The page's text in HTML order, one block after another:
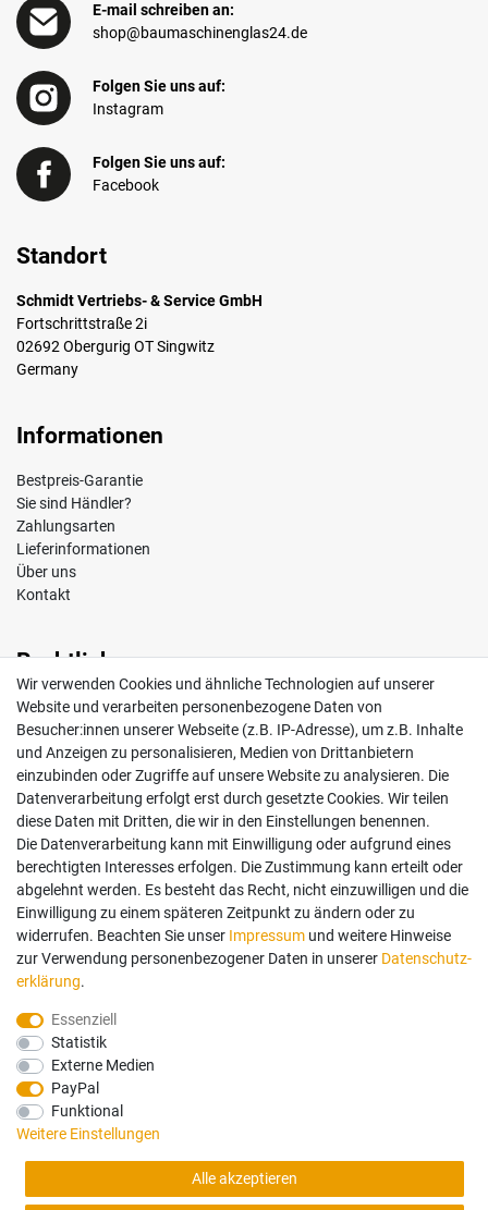
E-mail schreiben an:
shop@baumaschinenglas24.de
Folgen Sie uns auf:
Instagram
Folgen Sie uns auf:
Facebook
Standort
Schmidt Vertriebs- & Service GmbH
Fortschrittstraße 2i
02692 Obergurig OT Singwitz
Germany
Informationen
Bestpreis-Garantie
Sie sind Händler?
Zahlungsarten
Lieferinformationen
Über uns
Kontakt
Rechtliches
Impressum
AGB
Widerrufsrecht
Datenschutz
Vertrag widerrufen
Mein Konto
Anmelden
Registrieren
Bezahlung und Versand
Wir bieten Ihnen viele Möglichkeiten einer sicheren Bezahlung.
Alle Preise in Euro und inkl. der gesetzlichen Mehrwertsteuer ggf. zzgl.
Versandkosten. Lieferung innerhalb Deutschlands. Änderungen und Irrtümer
Wir verwenden Cookies und ähnliche Technologien auf unserer
Website und verarbeiten personenbezogene Daten von
Besucher:innen unserer Webseite (z.B. IP-Adresse), um z.B. Inhalte
und Anzeigen zu personalisieren, Medien von Drittanbietern
einzubinden oder Zugriffe auf unsere Website zu analysieren. Die
Datenverarbeitung erfolgt erst durch gesetzte Cookies. Wir teilen
diese Daten mit Dritten, die wir in den Einstellungen benennen.
Die Datenverarbeitung kann mit Einwilligung oder aufgrund eines
berechtigten Interesses erfolgen. Die Zustimmung kann erteilt oder
abgelehnt werden. Es besteht das Recht, nicht einzuwilligen und die
Einwilligung zu einem späteren Zeitpunkt zu ändern oder zu
widerrufen. Beachten Sie unser Impressum und weitere Hinweise
zur Verwendung personenbezogener Daten in unserer Daten­schutz­
erklärung.
Essenziell
Statistik
Externe Medien
PayPal
Funktional
Weitere Einstellungen
Alle akzeptieren